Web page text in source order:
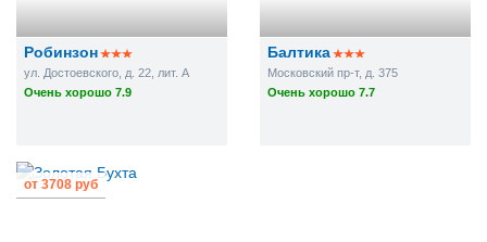
Робинзон
ул. Достоевского, д. 22, лит. A
Очень хорошо 7.9
Балтика
Московский пр-т, д. 375
Очень хорошо 7.7
от 3708 руб